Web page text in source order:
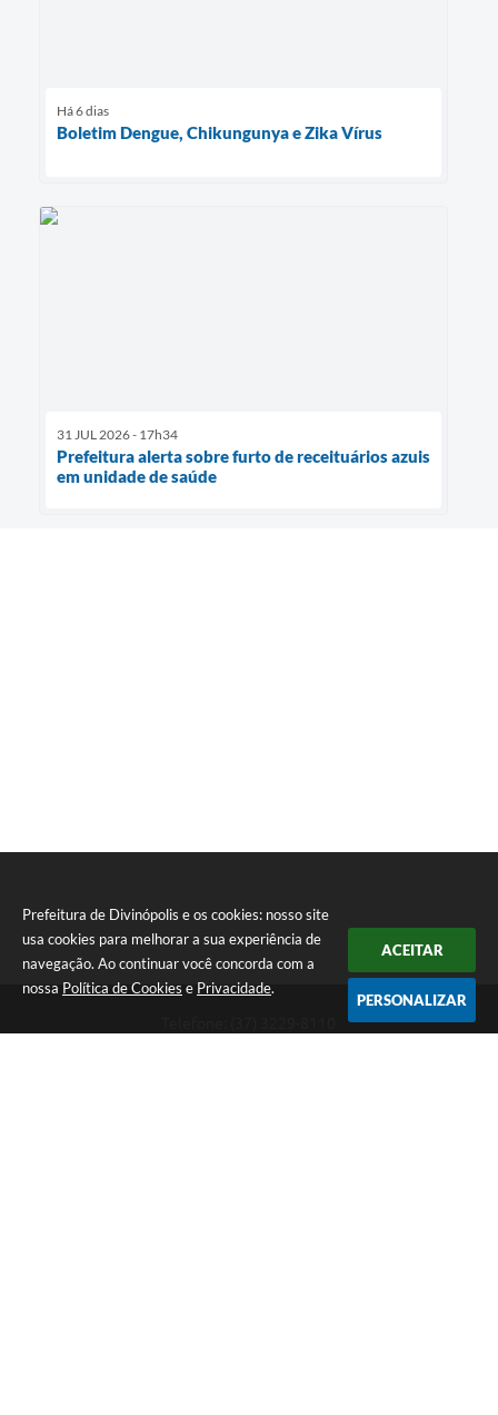
Prefeitura de Divinópolis e os cookies: nosso site
usa cookies para melhorar a sua experiência de
navegação. Ao continuar você concorda com a
nossa Política de Cookies e Privacidade.
ACEITAR
PERSONALIZAR
Há 6 dias
Boletim Dengue, Chikungunya e Zika Vírus
31 JUL 2026 - 17h34
Prefeitura alerta sobre furto de receituários azuis
em unidade de saúde